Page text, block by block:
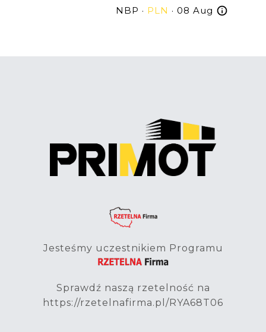
NBP · PLN · 08 Aug
Jesteśmy uczestnikiem Programu
Sprawdź naszą rzetelność na
https://rzetelnafirma.pl/RYA68T06